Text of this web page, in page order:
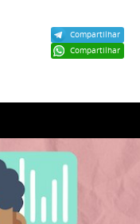
Compartilhar
Compartilhar